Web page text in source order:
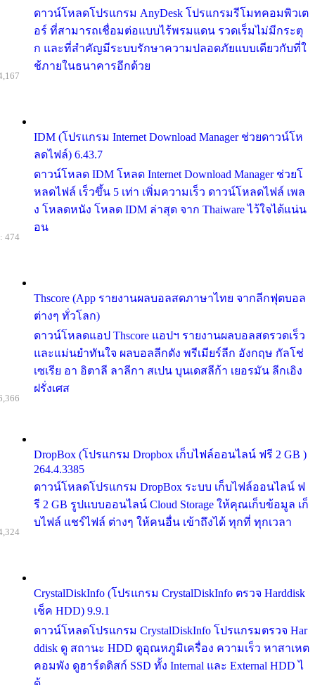
ดาวน์โหลดโปรแกรม AnyDesk โปรแกรมรีโมทคอมพิวเต
อร์ ที่สามารถเชื่อมต่อแบบไร้พรมแดน รวดเร็มไม่มีกระตุ
ก และที่สำคัญมีระบบรักษาความปลอดภัยแบบเดียวกับที่ใ
ช้ภายในธนาคารอีกด้วย
IDM (โปรแกรม Internet Download Manager ช่วยดาวน์โห
ลดไฟล์) 6.43.7
ดาวน์โหลด IDM โหลด Internet Download Manager ช่วยโ
หลดไฟล์ เร็วขึ้น 5 เท่า เพิ่มความเร็ว ดาวน์โหลดไฟล์ เพล
ง โหลดหนัง โหลด IDM ล่าสุด จาก Thaiware ไว้ใจได้แน่น
อน
Thscore (App รายงานผลบอลสดภาษาไทย จากลีกฟุตบอล
ต่างๆ ทั่วโลก)
ดาวน์โหลดแอป Thscore แอปฯ รายงานผลบอลสดรวดเร็ว
และแม่นยำทันใจ ผลบอลลีกดัง พรีเมียร์ลีก อังกฤษ กัลโช่
เซเรีย อา อิตาลี ลาลีกา สเปน บุนเดสลีก้า เยอรมัน ลีกเอิง
ฝรั่งเศส
474
DropBox (โปรแกรม Dropbox เก็บไฟล์ออนไลน์ ฟรี 2 GB )
264.4.3385
ดาวน์โหลดโปรแกรม DropBox ระบบ เก็บไฟล์ออนไลน์ ฟ
รี 2 GB รูปแบบออนไลน์ Cloud Storage ให้คุณเก็บข้อมูล เก็
บไฟล์ แชร์ไฟล์ ต่างๆ ให้คนอื่น เข้าถึงได้ ทุกที่ ทุกเวลา
CrystalDiskInfo (โปรแกรม CrystalDiskInfo ตรวจ Harddisk
เช็ค HDD) 9.9.1
ดาวน์โหลดโปรแกรม CrystalDiskInfo โปรแกรมตรวจ Har
ddisk ดู สถานะ HDD ดูอุณหภูมิเครื่อง ความเร็ว หาสาเหต
คอมพัง ดูฮาร์ดดิสก์ SSD ทั้ง Internal และ External HDD ไ